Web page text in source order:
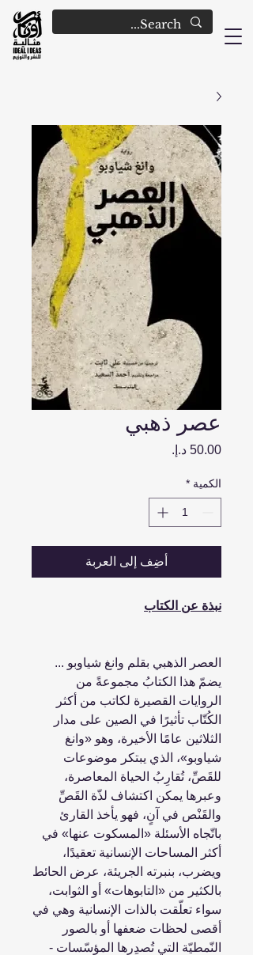
عصر ذهبي
الكمية *
أضِف إلى العربة
نبذة عن الكتاب
العصر الذهبي بقلم وانغ شياوبو ...
يضمّ هذا الكتابُ مجموعةً من
الروايات القصيرة لكاتب من أكثر
الكُتّاب تأثيرًا في الصين على مدار
الثلاثين عامًا الأخيرة، وهو «وانغ
شياوبو»، الذي يبتكر موضوعات
للقَصِّ، تُقارِبُ الحياة المعاصرة،
وعبرها يمكن اكتشاف لذّة القَصِّ
والقَنْص في آنٍ، فهو يأخذ القارئ
باتّجاه الأسئلة «المسكوت عنها» في
أكثر المساحات الإنسانية تعقيدًا،
ويضرب، بنبرته الجريئة، عرض الحائط
بالكثير من «التابوهات» أو الثوابت،
سواء تعلّقت بالذات الإنسانية وهي في
أقصى لحظات ضعفها أو بالصور
النّمطيّة التي تُصدِرها المؤسّسات -